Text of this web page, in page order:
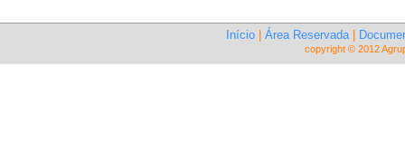
Início | Área Reservada |
copyright © 2012